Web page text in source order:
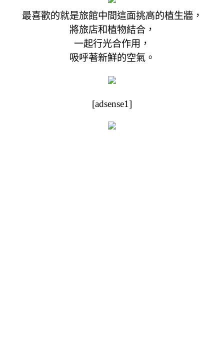
最喜歡的就是旅館中間這面挑高的植生牆，
將旅店和植物結合，
一起行光合作用，
吸呼著新鮮的空氣。
[adsense1]